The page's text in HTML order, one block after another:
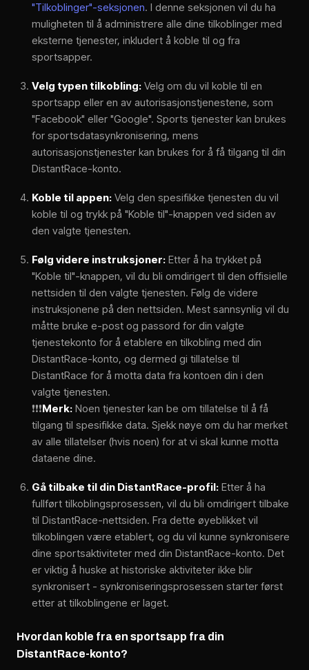
"Tilkoblinger"-seksjonen. I denne seksjonen vil du ha
muligheten til å administrere alle dine tilkoblinger med
eksterne tjenester, inkludert å koble til og fra
sportsapper.
Velg typen tilkobling: Velg om du vil koble til en
sportsapp eller en av autorisasjonstjenestene, som
"Facebook" eller "Google". Sports tjenester kan brukes
for sportsdatasynkronisering, mens
autorisasjonstjenester kan brukes for å få tilgang til din
DistantRace-konto.
Koble til appen: Velg den spesifikke tjenesten du vil
koble til og trykk på "Koble til"-knappen ved siden av
den valgte tjenesten.
Følg videre instruksjoner: Etter å ha trykket på
"Koble til"-knappen, vil du bli omdirigert til den offisielle
nettsiden til den valgte tjenesten. Følg de videre
instruksjonene på den nettsiden. Mest sannsynlig vil du
måtte bruke e-post og passord for din valgte
tjenestekonto for å etablere en tilkobling med din
DistantRace-konto, og dermed gi tillatelse til
DistantRace for å motta data fra kontoen din i den
valgte tjenesten.
❗❗❗Merk: Noen tjenester kan be om tillatelse til å få
tilgang til spesifikke data. Sjekk nøye om du har merket
av alle tillatelser (hvis noen) for at vi skal kunne motta
dataene dine.
Gå tilbake til din DistantRace-profil: Etter å ha
fullført tilkoblingsprosessen, vil du bli omdirigert tilbake
til DistantRace-nettsiden. Fra dette øyeblikket vil
tilkoblingen være etablert, og du vil kunne synkronisere
dine sportsaktiviteter med din DistantRace-konto. Det
er viktig å huske at historiske aktiviteter ikke blir
synkronisert - synkroniseringsprosessen starter først
etter at tilkoblingene er laget.
Hvordan koble fra en sportsapp fra din
DistantRace-konto?